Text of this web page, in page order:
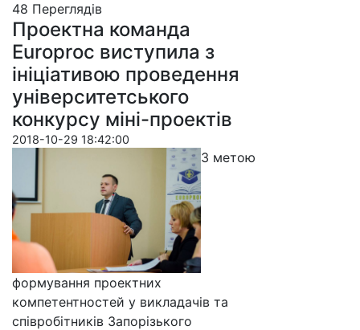
48 Пере­гля­дів
Проектна команда
Europroc виступила з
ініціативою проведення
університетського
конкурсу міні-проектів
2018-10-29 18:42:00
З метою
формування проектних
компетентностей у викладачів та
співробітників Запорізького